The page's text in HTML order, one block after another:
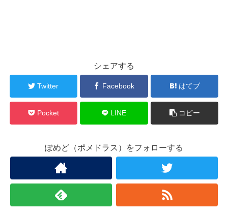
シェアする
Twitter Facebook はてブ
Pocket LINE コピー
ぽめど（ポメドラス）をフォローする